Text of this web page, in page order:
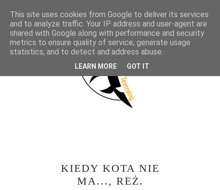
KIEDY KOTA NIE
MA..., REŻ.
This site uses cookies from Google to deliver its services
and to analyze traffic. Your IP address and user-agent are
shared with Google along with performance and security
metrics to ensure quality of service, generate usage
statistics, and to detect and address abuse.
LEARN MORE GOT IT